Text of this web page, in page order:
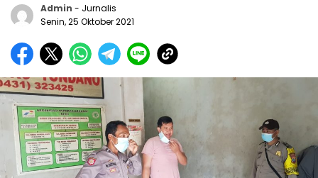
Admin - Jurnalis
Senin, 25 Oktober 2021